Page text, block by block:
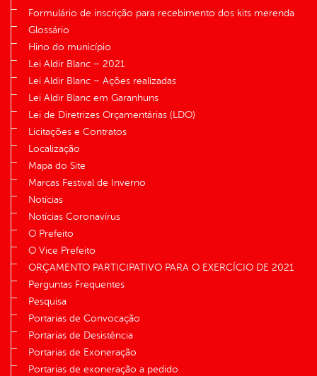
Formulário de inscrição para recebimento dos kits merenda
Glossário
Hino do município
Lei Aldir Blanc – 2021
Lei Aldir Blanc – Ações realizadas
Lei Aldir Blanc em Garanhuns
Lei de Diretrizes Orçamentárias (LDO)
Licitações e Contratos
Localização
Mapa do Site
Marcas Festival de Inverno
Notícias
Notícias Coronavírus
O Prefeito
O Vice Prefeito
ORÇAMENTO PARTICIPATIVO PARA O EXERCÍCIO DE 2021
Perguntas Frequentes
Pesquisa
Portarias de Convocação
Portarias de Desistência
Portarias de Exoneração
Portarias de exoneração a pedido